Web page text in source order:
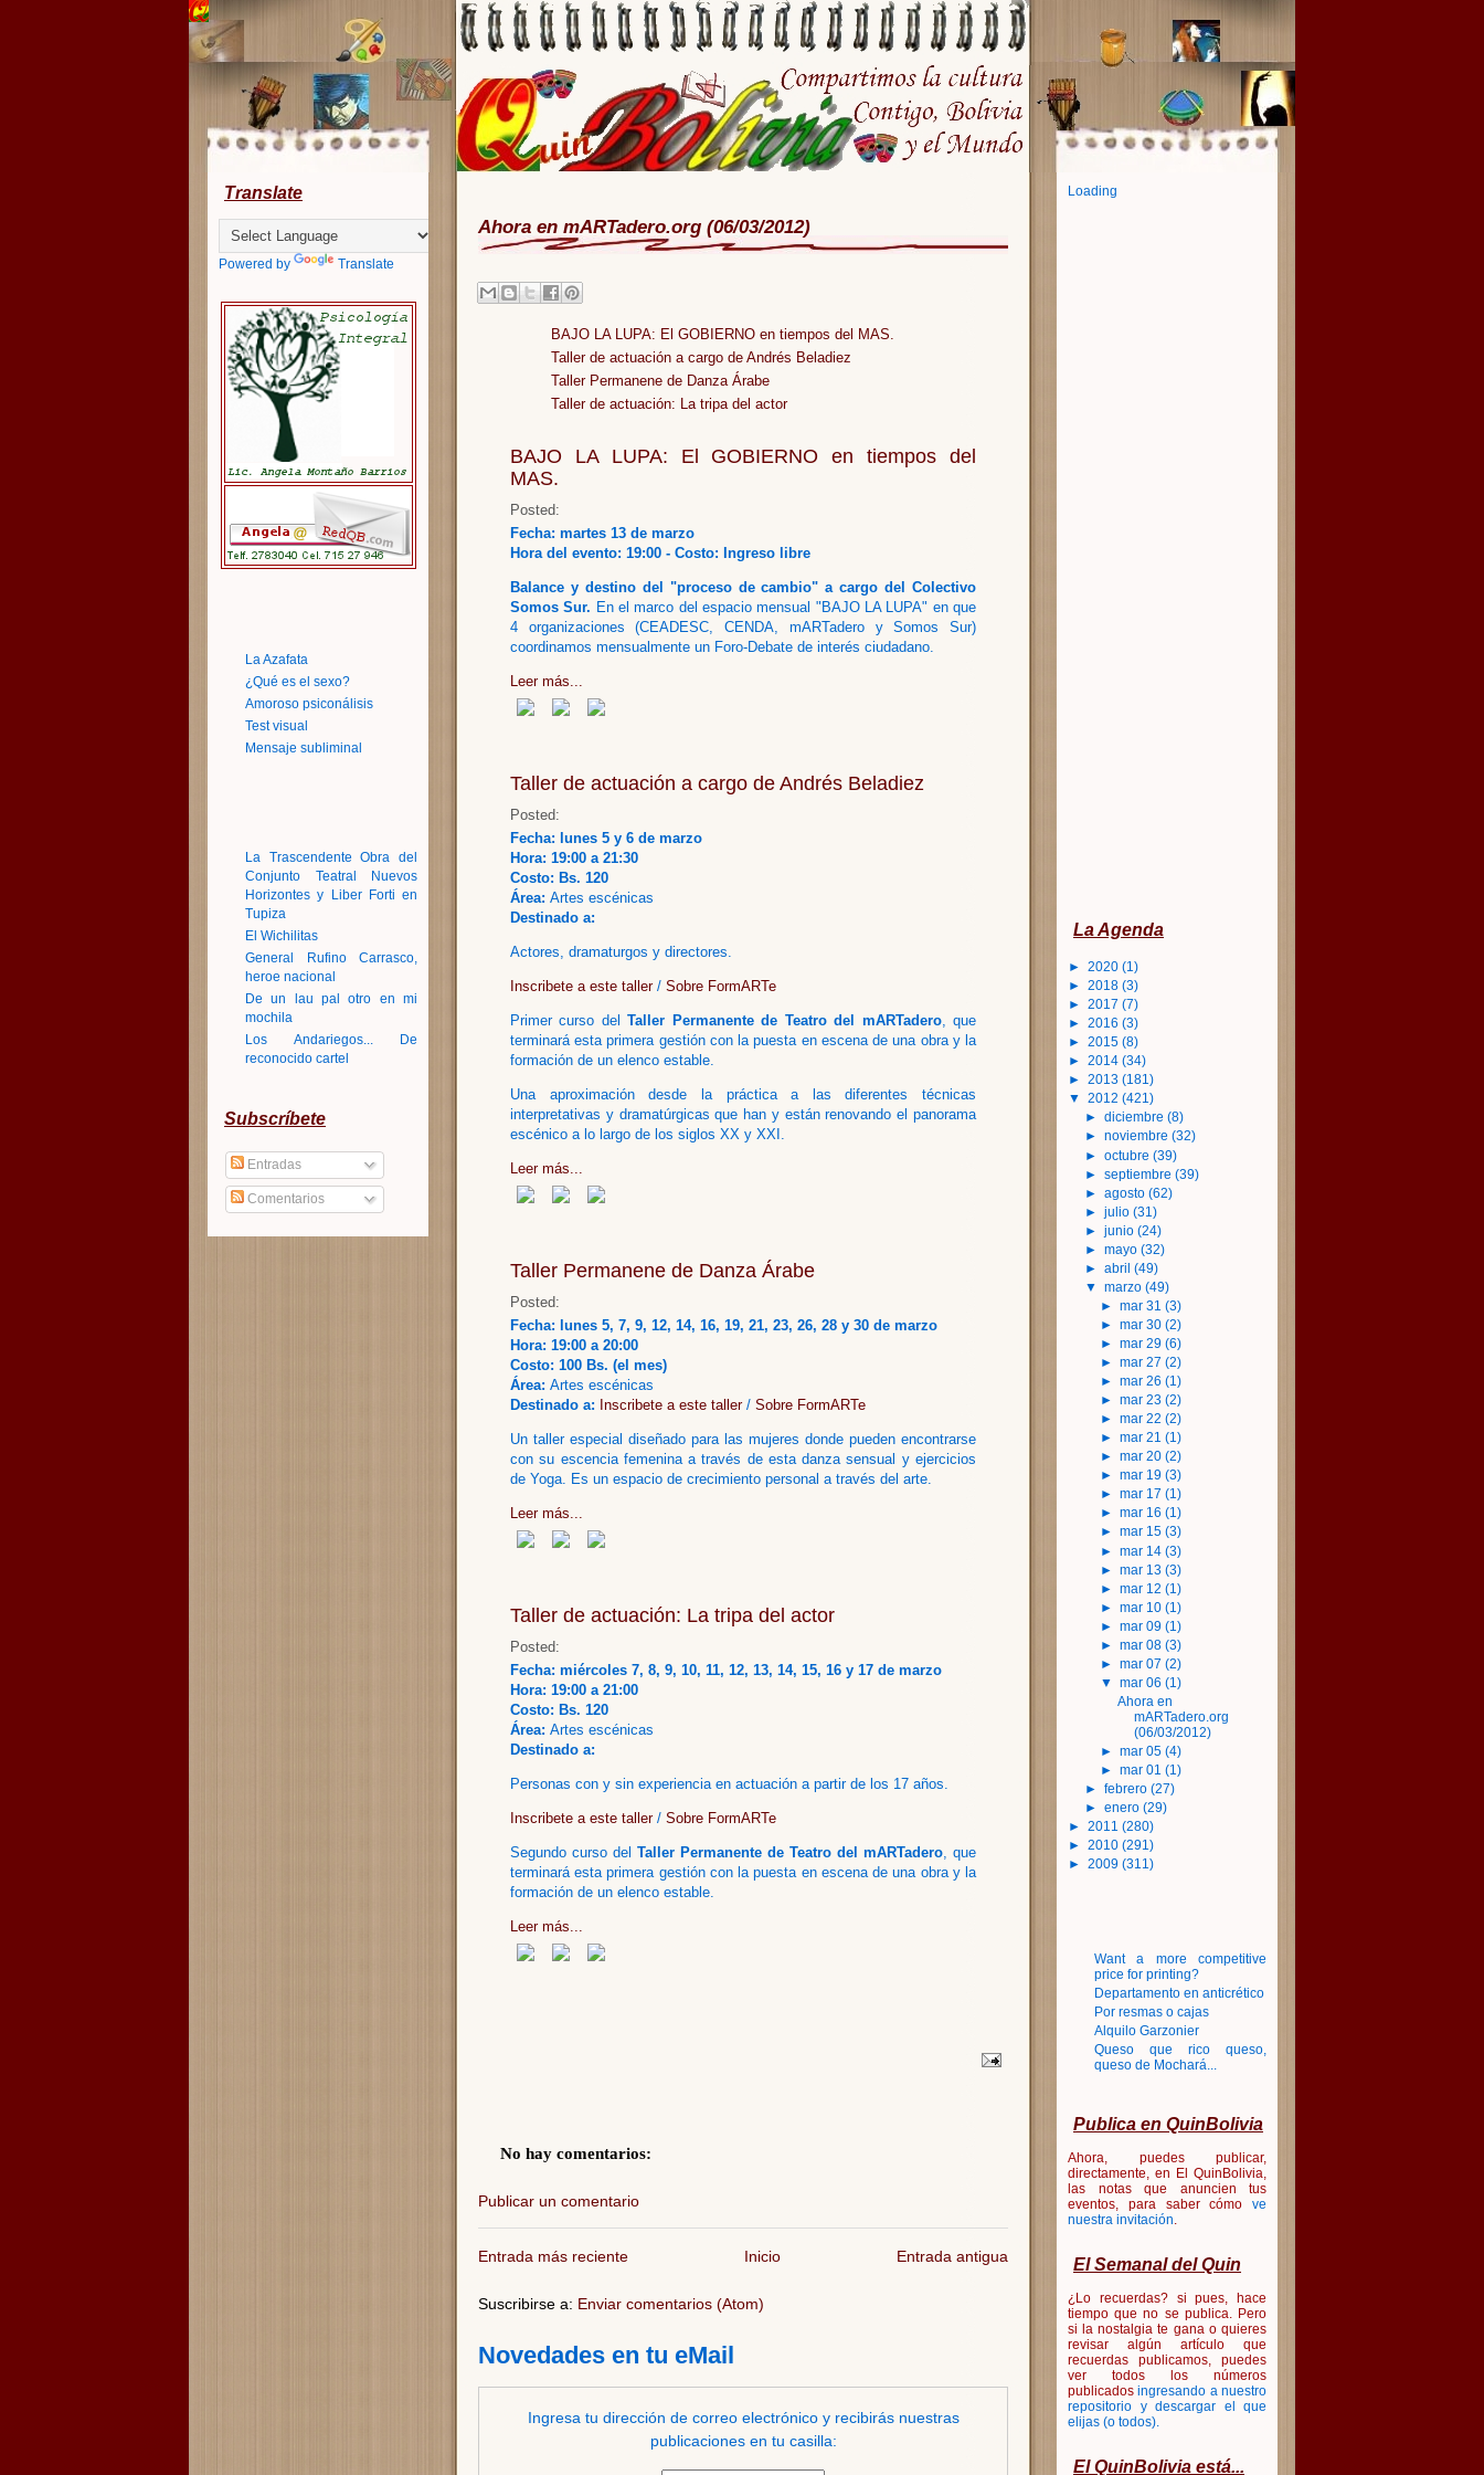
Translate
Powered by Translate
La Azafata
¿Qué es el sexo?
Amoroso psiconálisis
Test visual
Mensaje subliminal
La Trascendente Obra del
Conjunto Teatral Nuevos
Horizontes y Liber Forti en
Tupiza
El Wichilitas
General Rufino Carrasco,
heroe nacional
De un lau pal otro en mi
mochila
Los Andariegos... De
reconocido cartel
Subscríbete
Entradas
Comentarios
Ahora en mARTadero.org (06/03/2012)
BAJO LA LUPA: El GOBIERNO en tiempos del MAS.
Taller de actuación a cargo de Andrés Beladiez
Taller Permanene de Danza Árabe
Taller de actuación: La tripa del actor
BAJO LA LUPA: El GOBIERNO en tiempos del
MAS.
Posted:
Fecha: martes 13 de marzo
Hora del evento: 19:00 - Costo: Ingreso libre
Balance y destino del "proceso de cambio" a cargo del Colectivo
Somos Sur. En el marco del espacio mensual "BAJO LA LUPA" en que
4 organizaciones (CEADESC, CENDA, mARTadero y Somos Sur)
coordinamos mensualmente un Foro-Debate de interés ciudadano.
Leer más...
Taller de actuación a cargo de Andrés Beladiez
Posted:
Fecha: lunes 5 y 6 de marzo
Hora: 19:00 a 21:30
Costo: Bs. 120
Área: Artes escénicas
Destinado a:
Actores, dramaturgos y directores.
Inscribete a este taller / Sobre FormARTe
Primer curso delTaller Permanente de Teatro del mARTadero, que
terminará esta primera gestión con la puesta en escena de una obra y la
formación de un elenco estable.
Una aproximación desde la práctica a las diferentes técnicas
interpretativas y dramatúrgicas que han y están renovando el panorama
escénico a lo largo de los siglos XX y XXI.
Leer más...
Taller Permanene de Danza Árabe
Posted:
Fecha: lunes 5, 7, 9, 12, 14, 16, 19, 21, 23, 26, 28 y 30 de marzo
Hora: 19:00 a 20:00
Costo: 100 Bs. (el mes)
Área: Artes escénicas
Destinado a: Inscribete a este taller / Sobre FormARTe
Un taller especial diseñado para las mujeres donde pueden encontrarse
con su escencia femenina a través de esta danza sensual y ejercicios
de Yoga. Es un espacio de crecimiento personal a través del arte.
Leer más...
Taller de actuación: La tripa del actor
Posted:
Fecha: miércoles 7, 8, 9, 10, 11, 12, 13, 14, 15, 16 y 17 de marzo
Hora: 19:00 a 21:00
Costo: Bs. 120
Área: Artes escénicas
Destinado a:
Personas con y sin experiencia en actuación a partir de los 17 años.
Inscribete a este taller / Sobre FormARTe
Segundo curso del Taller Permanente de Teatro del mARTadero, que
terminará esta primera gestión con la puesta en escena de una obra y la
formación de un elenco estable.
Leer más...
No hay comentarios:
Publicar un comentario
Entrada más reciente Entrada antigua
Inicio
Suscribirse a: Enviar comentarios (Atom)
Novedades en tu eMail
Ingresa tu dirección de correo electrónico y recibirás nuestras
publicaciones en tu casilla:
Loading
La Agenda
► 2020 (1)
► 2018 (3)
► 2017 (7)
► 2016 (3)
► 2015 (8)
► 2014 (34)
► 2013 (181)
▼ 2012 (421)
► diciembre (8)
► noviembre (32)
► octubre (39)
► septiembre (39)
► agosto (62)
► julio (31)
► junio (24)
► mayo (32)
► abril (49)
▼ marzo (49)
►mar 31(3)
►mar 30(2)
►mar 29(6)
►mar 27(2)
►mar 26(1)
►mar 23(2)
►mar 22(2)
►mar 21(1)
►mar 20(2)
►mar 19(3)
►mar 17(1)
►mar 16(1)
►mar 15(3)
►mar 14(3)
►mar 13(3)
►mar 12(1)
►mar 10(1)
►mar 09(1)
►mar 08(3)
►mar 07(2)
▼mar 06(1)
Ahora en
mARTadero.org
(06/03/2012)
►mar 05(4)
►mar 01(1)
► febrero (27)
► enero (29)
► 2011 (280)
► 2010 (291)
► 2009 (311)
Want a more competitive
price for printing?
Departamento en anticrético
Por resmas o cajas
Alquilo Garzonier
Queso que rico queso,
queso de Mochará...
Publica en QuinBolivia
Ahora, puedes publicar,
directamente, en El QuinBolivia,
las notas que anuncien tus
eventos, para saber cómo ve
nuestra invitación
El Semanal del Quin
¿Lo recuerdas? si pues, hace
tiempo que no se publica. Pero
si la nostalgia te gana o quieres
revisar algún artículo que
recuerdas publicamos, puedes
ver todos los números
publicados ingresando a nuestro
repositorio y descargar el que
elijas (o todos)
El QuinBolivia está...